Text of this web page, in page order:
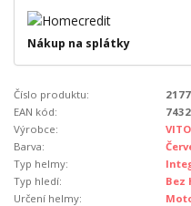
Nákup na splátky
Číslo produktu:
EAN kód:
Výrobce:
VITO
Barva:
Typ helmy:
Typ hledí:
Bez
Určení helmy: